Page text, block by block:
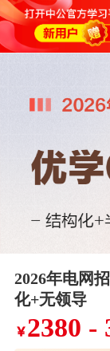
2026年电网
化+无领导
￥2380 -